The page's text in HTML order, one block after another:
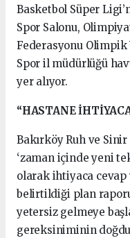
Basketbol Süper
Spor Salonu,
Federasyonu Olimpik
Spor il müdürlüğü
yer alıyor.
“HASTANE
Bakırköy Ruh ve
‘zaman içinde yeni
olarak ihtiyaca
belirtildiği plan
yetersiz gelmeye
gereksiniminin